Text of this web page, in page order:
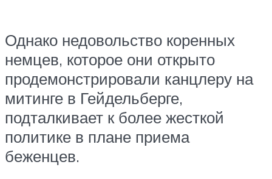
Однако недовольство коренных
немцев, которое они открыто
продемонстрировали канцлеру на
митинге в Гейдельберге,
подталкивает к более жесткой
политике в плане приема
беженцев.